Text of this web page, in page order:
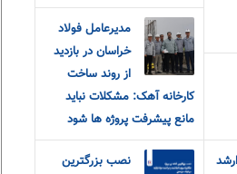
مدیرعامل فولاد
خراسان در بازدید
از روند ساخت
کارخانه آهک: مشکلات نباید
مانع پیشرفت پروژه ها شود
نصب بزرگترین